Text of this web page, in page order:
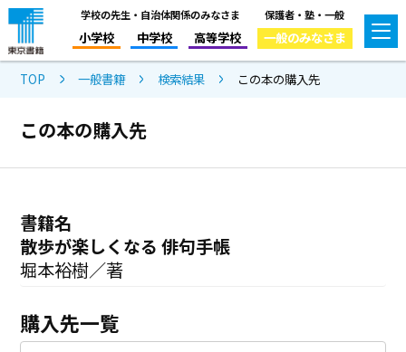
学校の先生・自治体関係のみなさま
小学校 中学校 高等学校
保護者・塾・一般
一般のみなさま
TOP 一般書籍 検索結果 この本の購入先
この本の購入先
書籍名
散歩が楽しくなる 俳句手帳
堀本裕樹／著
購入先一覧